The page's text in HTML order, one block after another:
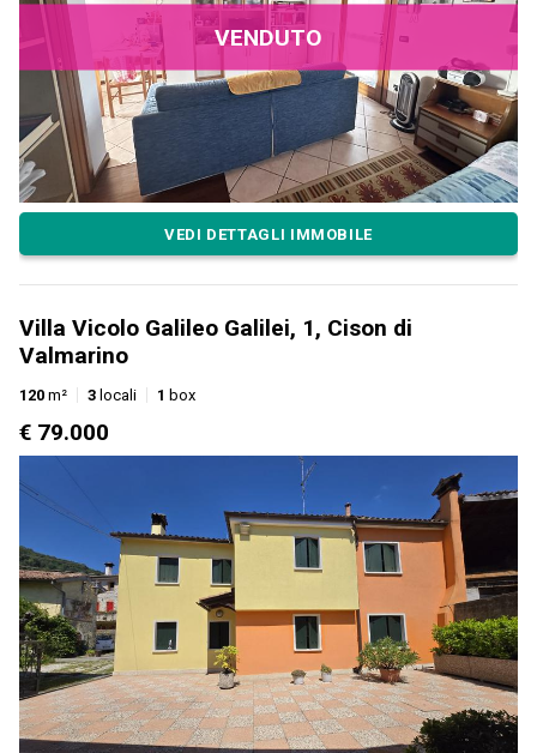
VENDUTO
VEDI DETTAGLI IMMOBILE
Villa Vicolo Galileo Galilei, 1, Cison di
Valmarino
120 m² 3 locali 1 box
€ 79.000